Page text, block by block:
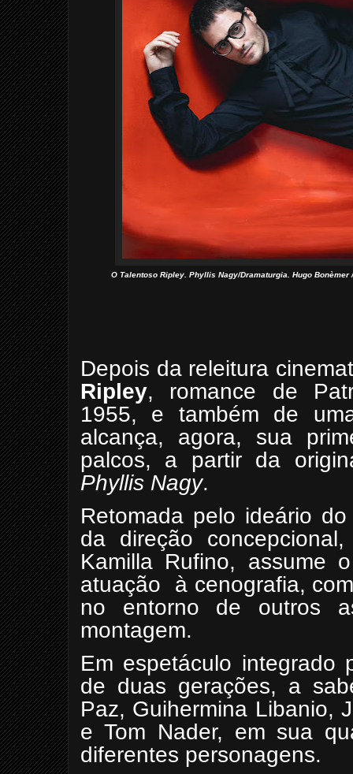
O Talentoso Ripley. Phyllis Nagy/Dramaturgia. Hugo
Depois da releitura
Ripley, romance de
1955, e também de
alcança, agora, sua
palcos, a partir da
Phyllis Nagy.
Retomada pelo ideário
da direção
Kamilla Rufino, assume
atuação
à cenografia,
no entorno de outros
montagem.
Em espetáculo integrado
de duas gerações, a
Paz, Guihermina Libanio,
e Tom Nader, em sua
diferentes personagens.